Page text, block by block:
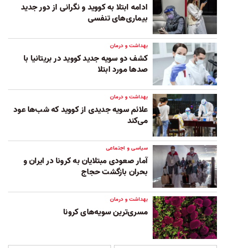
ادامه ابتلا به کووید و نگرانی از دور جدید
بیماری‌های تنفسی
بهداشت و درمان
کشف دو سویه جدید کووید در بریتانیا با
صدها مورد ابتلا
بهداشت و درمان
علائم سویه جدیدی از کووید که شب‌ها عود
می‌کند
سیاسی و اجتماعی
آمار صعودی مبتلایان به کرونا در ایران و
بحران بازگشت حجاج
بهداشت و درمان
مسری‌ترین سویه‌های کرونا